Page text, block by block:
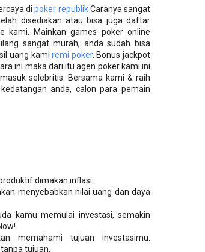
dipoker republikCaranya sangat
disediakan atau bisa juga daftar
kami. Mainkan games poker online
sangat murah, anda sudah bisa
uang kamiremi poker. Bonus jackpot
ini maka dari itu agen poker kami ini
selebritis. Bersama kami & raih
anda, calon para pemain
dimakan inflasi.
menyebabkan nilai uang dan daya
kamu memulai investasi, semakin
memahami tujuan investasimu.
tujuan.